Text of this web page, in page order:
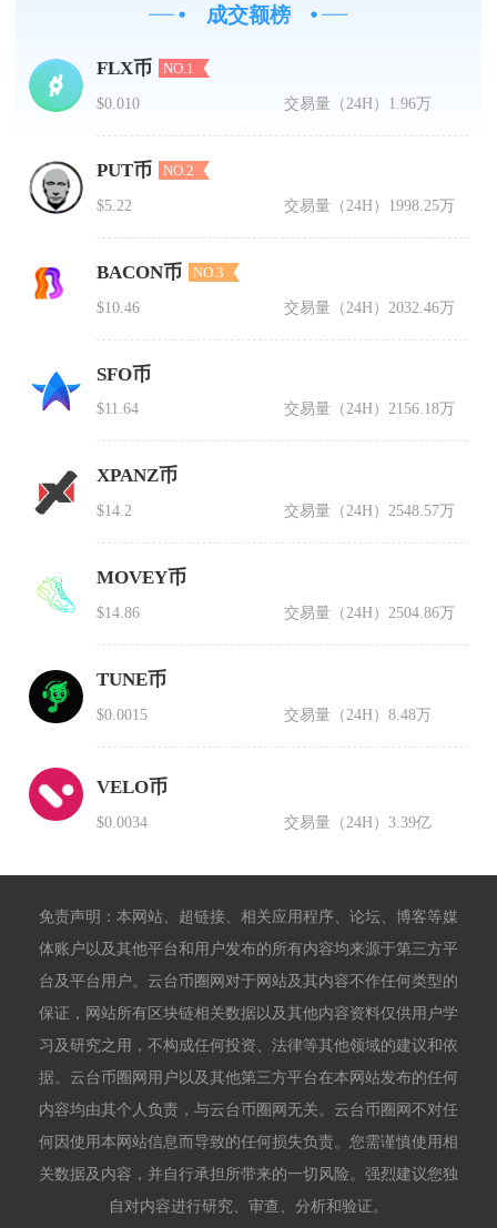
成交额榜
FLX币 NO.1
$0.010 交易量（24H） 1.96万
PUT币 NO.2
$5.22 交易量（24H） 1998.25万
BACON币 NO.3
$10.46 交易量（24H） 2032.46万
SFO币
$11.64 交易量（24H）2156.18万
XPANZ币
$14.2 交易量（24H）2548.57万
MOVEY币
$14.86 交易量（24H） 2504.86万
TUNE币
$0.0015 交易量（24H）8.48万
VELO币
$0.0034 交易量（24H）3.39亿
免责声明：本网站、超链接、相关应用程序、论坛、博客等媒
体账户以及其他平台和用户发布的所有内容均来源于第三方平
台及平台用户。云台币圈网对于网站及其内容不作任何类型的
保证，网站所有区块链相关数据以及其他内容资料仅供用户学
习及研究之用，不构成任何投资、法律等其他领域的建议和依
据。云台币圈网用户以及其他第三方平台在本网站发布的任何
内容均由其个人负责，与云台币圈网无关。云台币圈网不对任
何因使用本网站信息而导致的任何损失负责。您需谨慎使用相
关数据及内容，并自行承担所带来的一切风险。强烈建议您独
自对内容进行研究、审查、分析和验证。